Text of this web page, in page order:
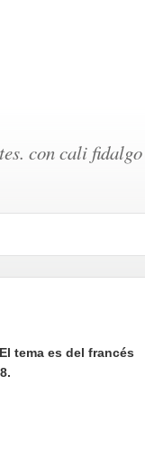
con cali
tema es del francés